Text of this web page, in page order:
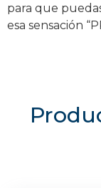
para que
esa sensación